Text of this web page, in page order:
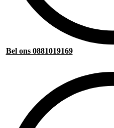
Bel ons 0881019169